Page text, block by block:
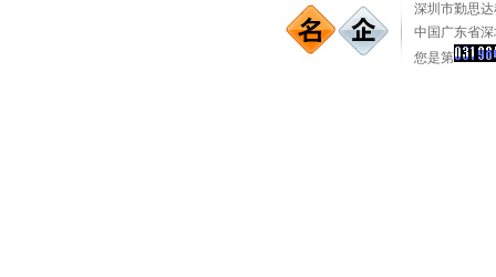
深圳市勤思
中国广东省
您是第